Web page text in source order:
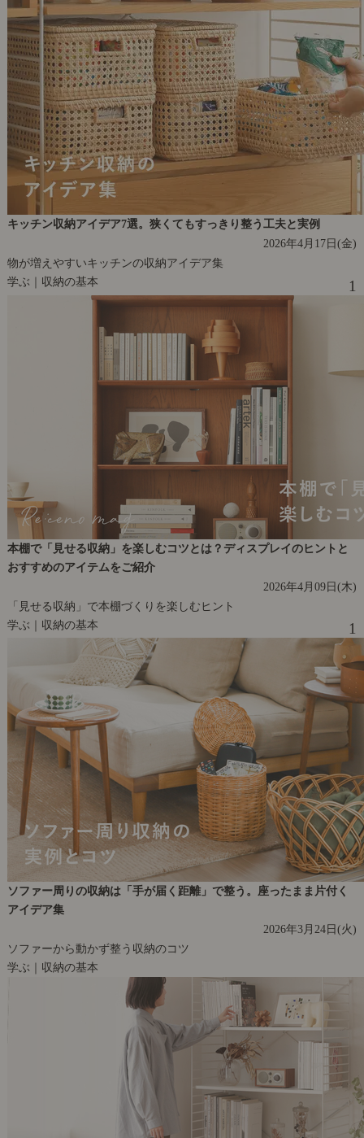
キッチン収納アイデア7選。狭くてもすっきり整う工夫と実例
2026年4月17日(金)
物が増えやすいキッチンの収納アイデア集
学ぶ｜収納の基本
1
本棚で「見せる収納」を楽しむコツとは？ディスプレイのヒントと
おすすめのアイテムをご紹介
2026年4月09日(木)
「見せる収納」で本棚づくりを楽しむヒント
学ぶ｜収納の基本
1
ソファー周りの収納は「手が届く距離」で整う。座ったまま片付く
アイデア集
2026年3月24日(火)
ソファーから動かず整う収納のコツ
学ぶ｜収納の基本